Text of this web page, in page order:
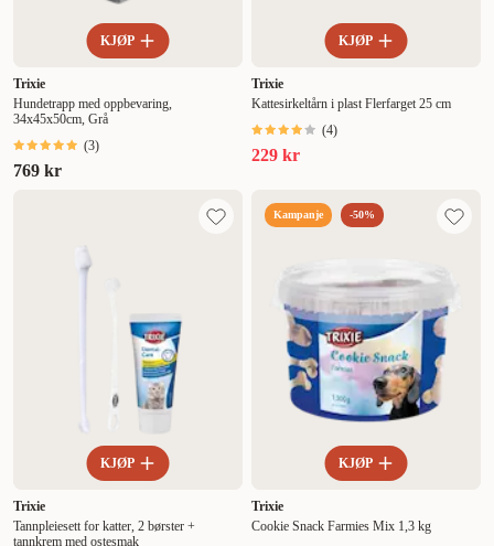
KJØP
Trixie
Hundetrapp med oppbevaring,
34x45x50cm, Grå
(3)
769 kr
KJØP
Trixie
Kattesirkeltårn i plast Flerfarget 25 cm
(4)
229 kr
KJØP
Trixie
Tannpleiesett for katter, 2 børster +
tannkrem med ostesmak
Kampanje -50%
KJØP
Trixie
Cookie Snack Farmies Mix 1,3 kg